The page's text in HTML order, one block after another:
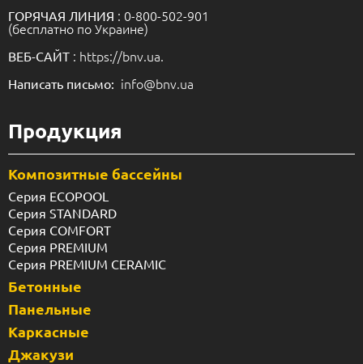
ГОРЯЧАЯ ЛИНИЯ : 0-800-502-901
(бесплатно по Украине)
ВЕБ-САЙТ : https://bnv.ua.
Написать письмо: info@bnv.ua
Продукция
Композитные бассейны
Серия ECOPOOL
Серия STANDARD
Серия COMFORT
Серия PREMIUM
Серия PREMIUM CERAMIC
Бетонные
Панельные
Каркасные
Джакузи